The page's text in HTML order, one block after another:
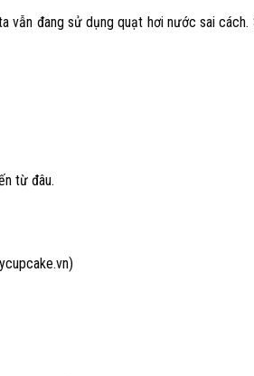
đang sử dụng quạt hơi nước sai cách.
từ đâu.